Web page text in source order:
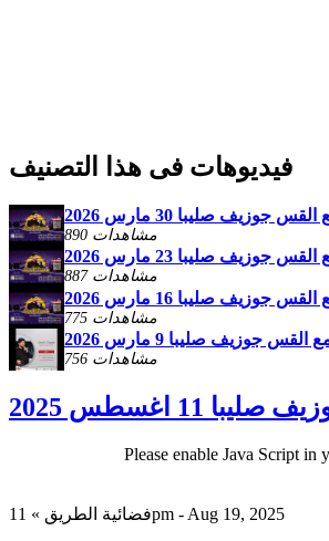
فيديوهات فى هذا التصنيف
صليبا 30 مارس 2026
890 مشاهدات
صليبا 23 مارس 2026
887 مشاهدات
صليبا 16 مارس 2026
775 مشاهدات
صليبا 9 مارس 2026
756 مشاهدات
اغسطس 2025
Please enable Java Script
فضائية الطريق » 11pm - Aug 19, 2025